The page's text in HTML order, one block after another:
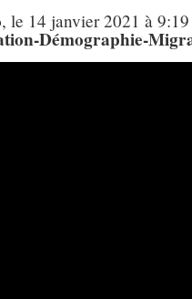
, le 14 janvier 2021 à
Démographie-